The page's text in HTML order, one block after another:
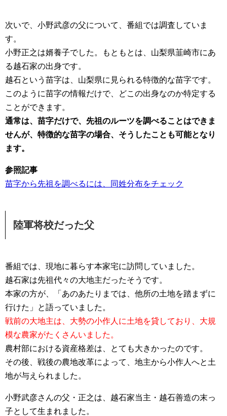
次いで、小野武彦の父について、番組では調査していま
す。
小野正之は婿養子でした。もともとは、山梨県韮崎市にあ
る越石家の出身です。
越石という苗字は、山梨県に見られる特徴的な苗字です。
このように苗字の情報だけで、どこの出身なのか特定する
ことができます。
通常は、苗字だけで、先祖のルーツを調べることはできま
せんが、特徴的な苗字の場合、そうしたことも可能となり
ます。
参照記事
苗字から先祖を調べるには、同姓分布をチェック
陸軍将校だった父
番組では、現地に暮らす本家宅に訪問していました。
越石家は先祖代々の大地主だったそうです。
本家の方が、「あのあたりまでは、他所の土地を踏まずに
行けた」と語っていました。
戦前の大地主は、大勢の小作人に土地を貸しており、大規
模な農家がたくさんいました。
農村部における資産格差は、とても大きかったのです。
その後、戦後の農地改革によって、地主から小作人へと土
地が与えられました。
小野武彦さんの父・正之は、越石家当主・越石善造の末っ
子として生まれました。